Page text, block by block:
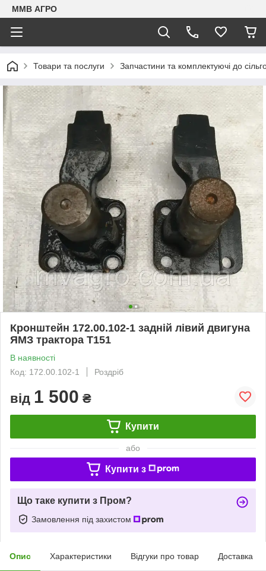
ММВ АГРО
Товари та послуги Запчастини та комплектуючі до
Кронштейн 172.00.102-1 задній лівий двигуна
ЯМЗ трактора Т151
В наявності
Код: 172.00.102-1
Роздріб
від 1 500 ₴
Купити
або
Купити з
Що таке купити з Пром?
Замовлення під захистом
Опис Характеристики Відгуки про товар Доставка